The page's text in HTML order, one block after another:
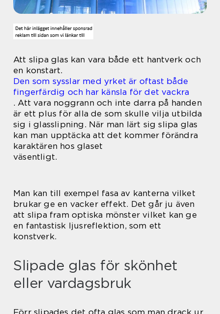
Att slipa glas kan vara både ett hantverk och
en konstart.
Den som sysslar med yrket är oftast både
fingerfärdig och har känsla för det vackra
. Att vara noggrann och inte darra på handen
är ett plus för alla de som skulle vilja utbilda
sig i glasslipning. När man lärt sig slipa glas
kan man upptäcka att det kommer förändra
karaktären hos glaset
väsentligt.
Man kan till exempel fasa av kanterna vilket
brukar ge en vacker effekt. Det går ju även
att slipa fram optiska mönster vilket kan ge
en fantastisk ljusreflektion, som ett
konstverk.
Slipade glas för skönhet
eller vardagsbruk
Förr slipades det ofta glas som man drack ur